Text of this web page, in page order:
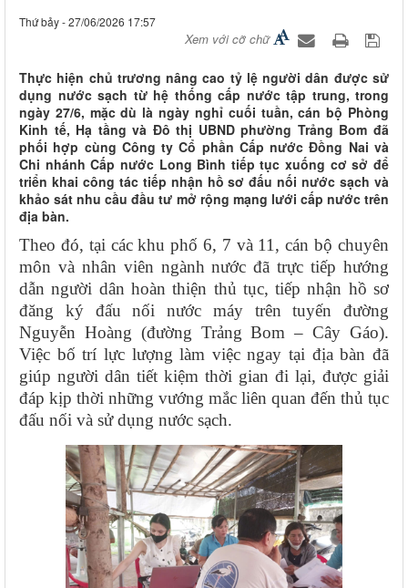
Thứ bảy - 27/06/2026 17:57
Xem với cỡ chữ
Thực hiện chủ trương nâng cao tỷ lệ người dân được sử
dụng nước sạch từ hệ thống cấp nước tập trung, trong
ngày 27/6, mặc dù là ngày nghỉ cuối tuần, cán bộ Phòng
Kinh tế, Hạ tầng và Đô thị UBND phường Trảng Bom đã
phối hợp cùng Công ty Cổ phần Cấp nước Đồng Nai và
Chi nhánh Cấp nước Long Bình tiếp tục xuống cơ sở để
triển khai công tác tiếp nhận hồ sơ đấu nối nước sạch và
khảo sát nhu cầu đầu tư mở rộng mạng lưới cấp nước trên
địa bàn.
Theo đó, tại các khu phố 6, 7 và 11, cán bộ chuyên
môn và nhân viên ngành nước đã trực tiếp hướng
dẫn người dân hoàn thiện thủ tục, tiếp nhận hồ sơ
đăng ký đấu nối nước máy trên tuyến đường
Nguyễn Hoàng (đường Trảng Bom – Cây Gáo).
Việc bố trí lực lượng làm việc ngay tại địa bàn đã
giúp người dân tiết kiệm thời gian đi lại, được giải
đáp kịp thời những vướng mắc liên quan đến thủ tục
đấu nối và sử dụng nước sạch.